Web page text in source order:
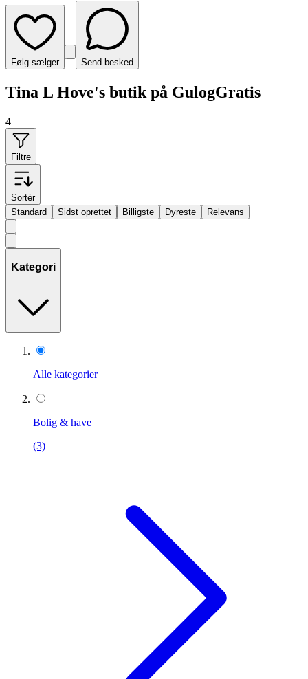
Følg sælger Send besked
Tina L Hove's butik på GulogGratis
4
Filtre
Sortér
Standard
Sidst oprettet Billigste Dyreste Relevans
Kategori
Alle kategorier
Bolig & have
(3)